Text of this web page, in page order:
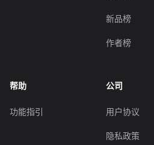
新品榜
作者榜
帮助
功能指引
公司
用户协议
隐私政策